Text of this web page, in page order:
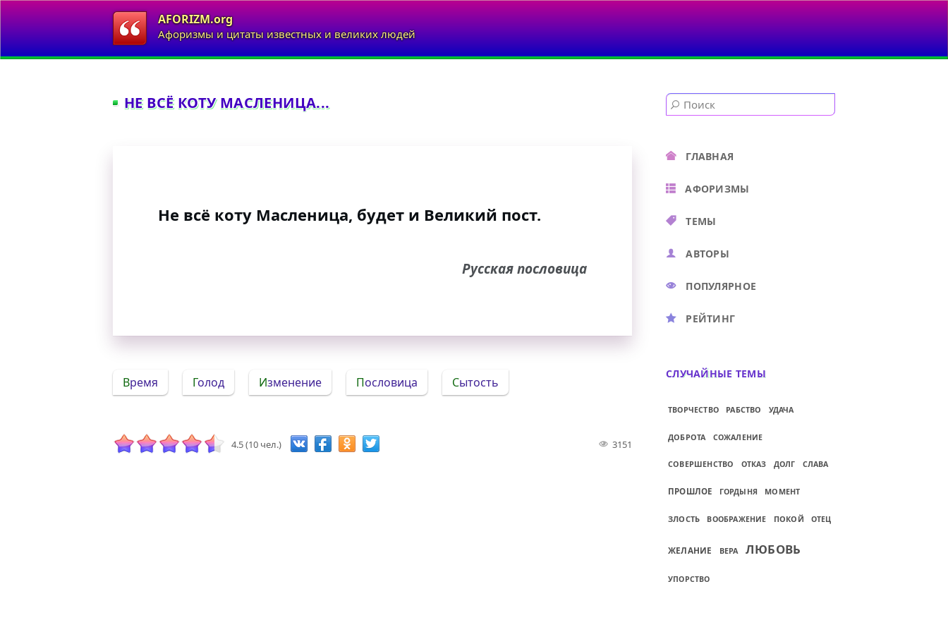
AFORIZM.org
Афоризмы и цитаты известных и великих людей
НЕ ВСЁ КОТУ МАСЛЕНИЦА...
Не всё коту Масленица, будет и Великий пост.
Русская пословица
Время Голод Изменение Пословица Сытость
4.5 (10 чел.) 3151
ГЛАВНАЯ
АФОРИЗМЫ
ТЕМЫ
АВТОРЫ
ПОПУЛЯРНОЕ
РЕЙТИНГ
СЛУЧАЙНЫЕ ТЕМЫ
ТВОРЧЕСТВО РАБСТВО УДАЧА
ДОБРОТА СОЖАЛЕНИЕ
СОВЕРШЕНСТВО ОТКАЗ ДОЛГ СЛАВА
ПРОШЛОЕ ГОРДЫНЯ МОМЕНТ
ЗЛОСТЬ ВООБРАЖЕНИЕ ПОКОЙ ОТЕЦ
ЖЕЛАНИЕ ВЕРА ЛЮБОВЬ
УПОРСТВО